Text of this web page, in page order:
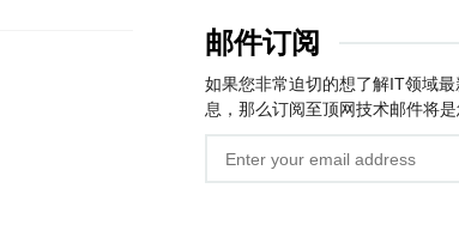
邮件订阅
如果您非常迫切的想了解IT领域
息，那么订阅至顶网技术邮件将